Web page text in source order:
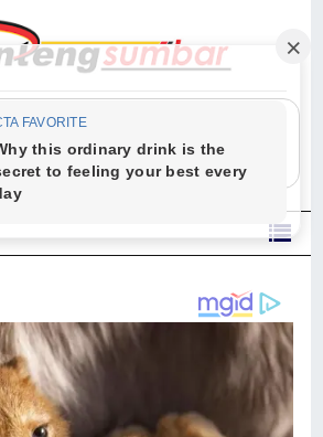
para malaikat-Nya berselawat untuk Nabi.
beriman, berselawatlah kamu untuk Nabi dan
penuh penghormatan kepadanya." (Qs. Al
Ahzab Ayat 56)